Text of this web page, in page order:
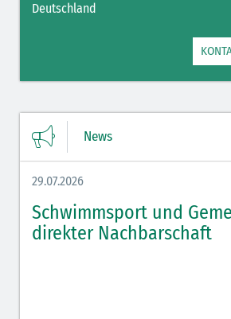
Deutschland
News
29.07.2026
Schwimmsport und
direkter Nachbarschaft